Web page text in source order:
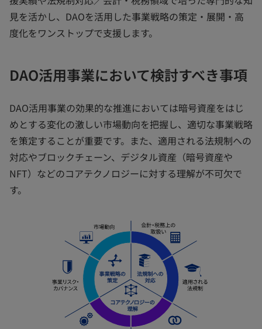
見を活かし、DAOを活用した事業戦略の策定・展開・高
度化をワンストップで支援します。
DAO活用事業において検討すべき事項
DAO活用事業の効果的な推進においては暗号資産をはじ
めとする変化の激しい市場動向を把握し、適切な事業戦略
を策定することが重要です。また、適用される法規制への
対応やブロックチェーン、デジタル資産（暗号資産や
NFT）などのコアテクノロジーに対する理解が不可欠で
す。